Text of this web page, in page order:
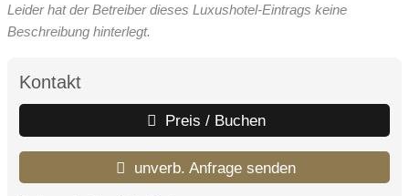
Leider hat der Betreiber dieses Luxushotel-Eintrags keine
Beschreibung hinterlegt.
Kontakt
Preis / Buchen
unverb. Anfrage senden